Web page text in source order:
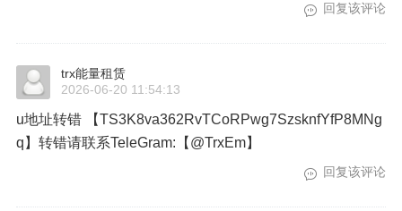
回复该评论
trx能量租赁
2026-06-20 11:54:13
u地址转错 【TS3K8va362RvTCoRPwg7SzsknfYfP8MNg
q】转错请联系TeleGram:【@TrxEm】
回复该评论